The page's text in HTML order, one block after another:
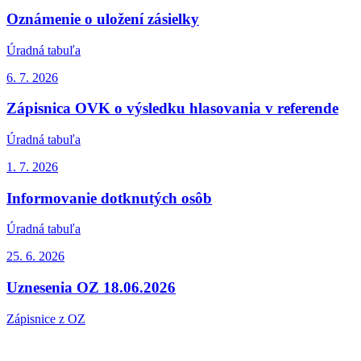
Oznámenie o uložení zásielky
Úradná tabuľa
6. 7. 2026
Zápisnica OVK o výsledku hlasovania v referende
Úradná tabuľa
1. 7. 2026
Informovanie dotknutých osôb
Úradná tabuľa
25. 6. 2026
Uznesenia OZ 18.06.2026
Zápisnice z OZ